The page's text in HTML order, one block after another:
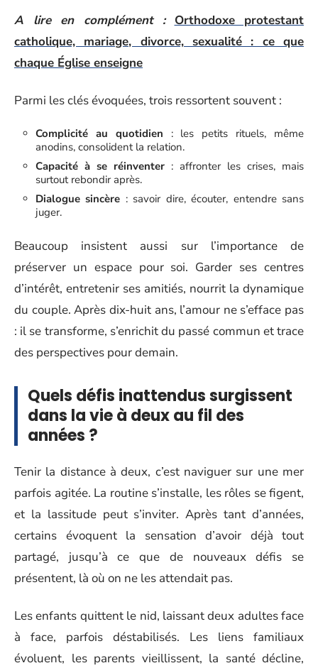
A lire en complément :
Orthodoxe protestant
catholique, mariage, divorce, sexualité : ce que
chaque Église enseigne
Parmi les clés évoquées, trois ressortent souvent :
Complicité au quotidien : les petits rituels, même
anodins, consolident la relation.
Capacité à se réinventer : affronter les crises, mais
surtout rebondir après.
Dialogue sincère : savoir dire, écouter, entendre sans
juger.
Beaucoup insistent aussi sur l’importance de
préserver un espace pour soi. Garder ses centres
d’intérêt, entretenir ses amitiés, nourrit la dynamique
du couple. Après dix-huit ans, l’amour ne s’efface pas
: il se transforme, s’enrichit du passé commun et trace
des perspectives pour demain.
Quels défis inattendus surgissent
dans la vie à deux au fil des
années ?
Tenir la distance à deux, c’est naviguer sur une mer
parfois agitée. La routine s’installe, les rôles se figent,
et la lassitude peut s’inviter. Après tant d’années,
certains évoquent la sensation d’avoir déjà tout
partagé, jusqu’à ce que de nouveaux défis se
présentent, là où on ne les attendait pas.
Les enfants quittent le nid, laissant deux adultes face
à face, parfois déstabilisés. Les liens familiaux
évoluent, les parents vieillissent, la santé décline,